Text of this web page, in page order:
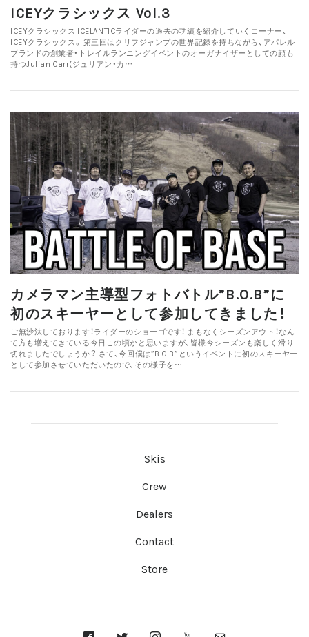
ICEYクラシックス Vol.3
ICEYクラシックス ICELANTICライダーの過去の功績を紹介していくコーナー、
ICEYクラシックス。 第三回はクリフジャンプの世界記録を持ちながら、アパレル
ブランドの創業者・トレイルランニングイベントのオーガナイザーとしての顔も
持つJulian Carr(ジュリアン・カ…
カメラマン主導型フォトバトル”B.O.B”に
初のスキーヤーとして参加してきました！
ご無沙汰しております！ライダーのショーゴです！ まもなくシーズンアウト！なん
て方も増えてきている今日この頃かと思いますが、皆様今シーズンも楽しく滑り
切れましたでしょうか？ さて、今回僕は”B.O.B”というイベントに初のスキーヤー
として参加させていただいたので、その様子を…
Skis
Crew
Dealers
Contact
Store